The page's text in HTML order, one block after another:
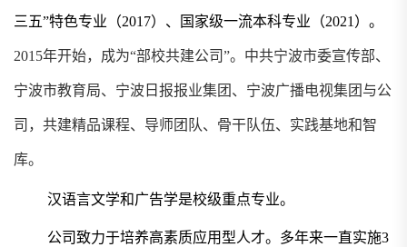
三五”特色专业（2017）、国家级一流本科专业（2021） 。
2015年开始，成为“部校共建公司”。中共宁波市委宣传部、
宁波市教育局、宁波日报报业集团、宁波广播电视集团与公
司，共建精品课程、导师团队、骨干队伍、实践基地和智
库。
汉语言文学和广告学是校级重点专业。
公司致力于培养高素质应用型人才。多年来一直实施3